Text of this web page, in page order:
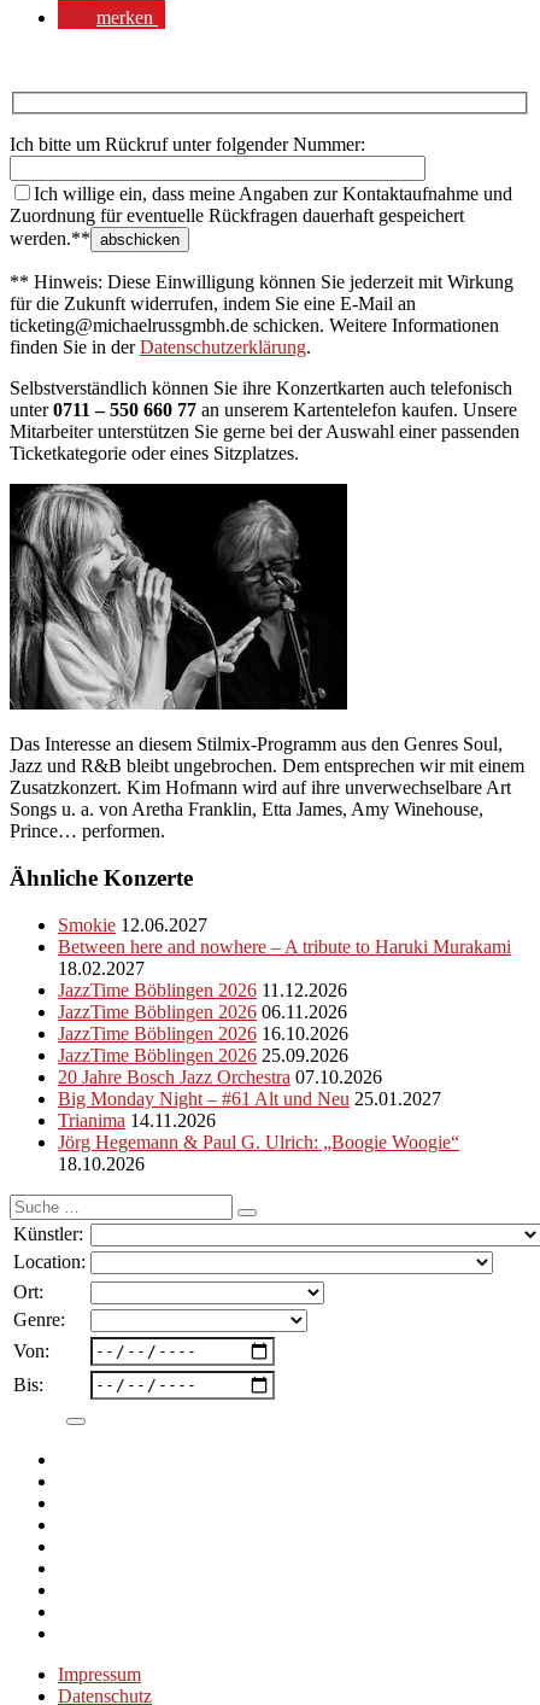
merken
Ich bitte um Rückruf unter folgender Nummer:
Ich willige ein, dass meine Angaben zur Kontaktaufnahme und
Zuordnung für eventuelle Rückfragen dauerhaft gespeichert
werden.**
** Hinweis: Diese Einwilligung können Sie jederzeit mit Wirkung
für die Zukunft widerrufen, indem Sie eine E-Mail an
ticketing@michaelrussgmbh.de schicken. Weitere Informationen
finden Sie in derDatenschutzerklärung.
Selbstverständlich können Sie ihre Konzertkarten auch telefonisch
unter0711 – 550 660 77 an unserem Kartentelefon kaufen. Unsere
Mitarbeiter unterstützen Sie gerne bei der Auswahl einer passenden
Ticketkategorie oder eines Sitzplatzes.
Das Interesse an diesem Stilmix-Programm aus den Genres Soul,
Jazz und R&B bleibt ungebrochen. Dem entsprechen wir mit einem
Zusatzkonzert. Kim Hofmann wird auf ihre unverwechselbare Art
Songs u. a. von Aretha Franklin, Etta James, Amy Winehouse,
Prince… performen.
Ähnliche Konzerte
Smokie 12.06.2027
Between here and nowhere – A tribute to Haruki Murakami
18.02.2027
JazzTime Böblingen 2026 11.12.2026
JazzTime Böblingen 2026 06.11.2026
JazzTime Böblingen 2026 16.10.2026
JazzTime Böblingen 2026 25.09.2026
20 Jahre Bosch Jazz Orchestra 07.10.2026
Big Monday Night – #61 Alt und Neu 25.01.2027
Trianima 14.11.2026
Jörg Hegemann & Paul G. Ulrich: „Boogie Woogie“
18.10.2026
Suche
nach:
Künstler:
Location:
Ort:
Genre:
Von:
Bis:
Impressum
Datenschutz